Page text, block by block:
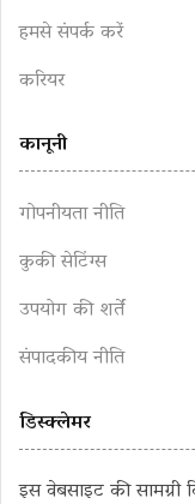
हमसे संपर्क करें
करियर
कानूनी
गोपनीयता नीति
कुकी सेटिंग्स
उपयोग की शर्तें
संपादकीय नीति
डिस्क्लेमर
इस वेबसाइट की सामग्री